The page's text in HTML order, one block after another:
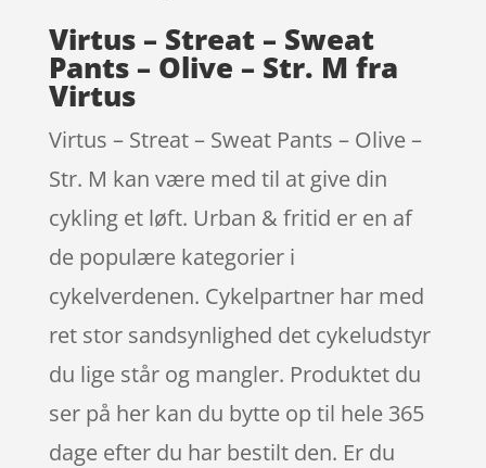
Virtus – Streat – Sweat
Pants – Olive – Str. M fra
Virtus
Virtus – Streat – Sweat Pants – Olive –
Str. M kan være med til at give din
cykling et løft. Urban & fritid er en af
de populære kategorier i
cykelverdenen. Cykelpartner har med
ret stor sandsynlighed det cykeludstyr
du lige står og mangler. Produktet du
ser på her kan du bytte op til hele 365
dage efter du har bestilt den. Er du